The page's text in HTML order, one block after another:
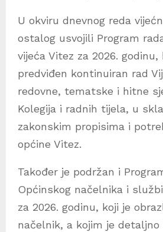
U okviru dnevnog reda
ostalog usvojili Program
vijeća Vitez za 2026. godinu,
predviđen kontinuiran rad
redovne, tematske i hitne
Kolegija i radnih tijela, u
zakonskim propisima i
općine Vitez.
Također je podržan i
Općinskog načelnika i
za 2026. godinu, koji je
načelnik, a kojim je